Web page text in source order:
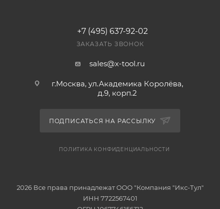
+7 (495) 637-92-02
ЗАКАЗАТЬ ЗВОНОК
sales@x-tool.ru
г.Москва, ул.Академика Королёва,
д.9, корп.2
ПОДПИСАТЬСЯ НА РАССЫЛКУ
ПОЛИТИКА КОНФИДЕНЦИАЛЬНОСТИ
2026 Все права принадлежат ООО "Компания "Икс-Тул"
ИНН 7722567401